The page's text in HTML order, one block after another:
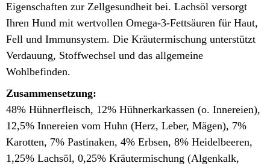
Eigenschaften zur Zellgesundheit bei. Lachsöl versorgt
Ihren Hund mit wertvollen Omega-3-Fettsäuren für Haut,
Fell und Immunsystem. Die Kräutermischung unterstützt
Verdauung, Stoffwechsel und das allgemeine
Wohlbefinden.
Zusammensetzung:
48% Hühnerfleisch, 12% Hühnerkarkassen (o. Innereien),
12,5% Innereien vom Huhn (Herz, Leber, Mägen), 7%
Karotten, 7% Pastinaken, 4% Erbsen, 8% Heidelbeeren,
1,25% Lachsöl, 0,25% Kräutermischung (Algenkalk,